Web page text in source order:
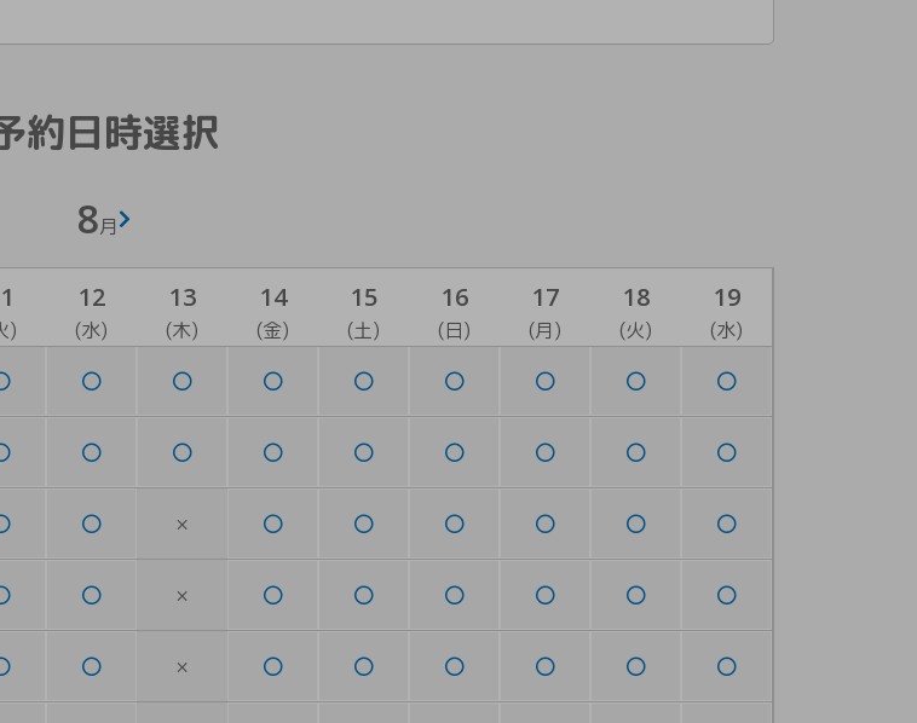
約日時選択
8月
)
12
(水)
13
(木)
14
(金)
15
(土)
16
(日)
17
(月)
18
(火)
19
(水)
×
×
×